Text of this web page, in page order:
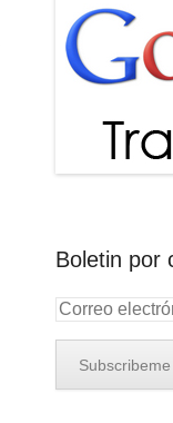
Boletin por